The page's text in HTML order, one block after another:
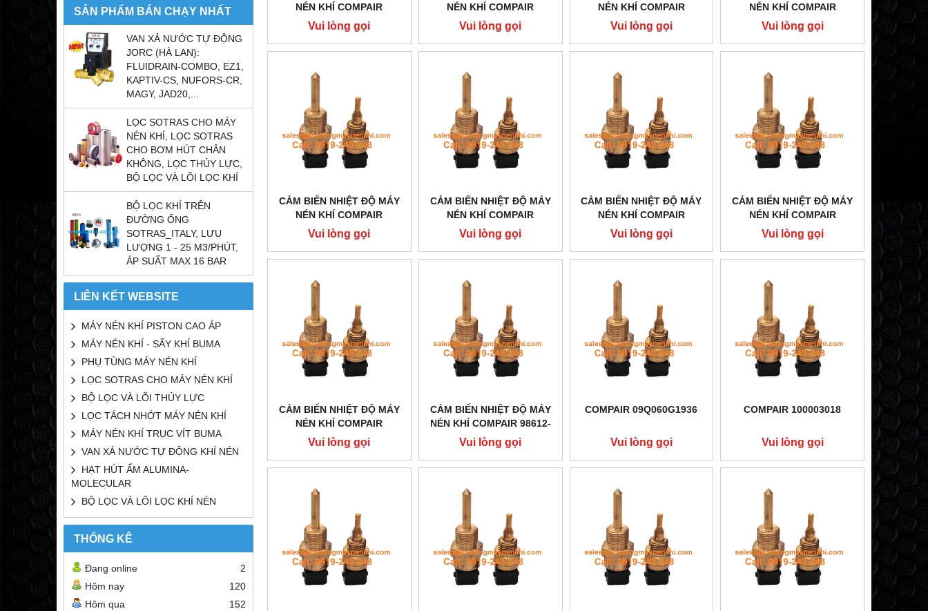
SẢN PHẨM BÁN CHẠY NHẤT
VAN XẢ NƯỚC TỰ ĐỘNG
JORC (HÀ LAN):
FLUIDRAIN-COMBO, EZ1,
KAPTIV-CS, NUFORS-CR,
MAGY, JAD20,...
LỌC SOTRAS CHO MÁY
NÉN KHÍ, LỌC SOTRAS
CHO BƠM HÚT CHÂN
KHÔNG, LỌC THỦY LỰC,
BỘ LỌC VÀ LÕI LỌC KHÍ
BỘ LỌC KHÍ TRÊN
ĐƯỜNG ỐNG
SOTRAS_ITALY, LƯU
LƯỢNG 1 - 25 M3/PHÚT,
ÁP SUẤT MAX 16 BAR
LIÊN KẾT WEBSITE
MÁY NÉN KHÍ PISTON CAO ÁP
MÁY NÉN KHÍ - SẤY KHÍ BUMA
PHỤ TÙNG MÁY NÉN KHÍ
LỌC SOTRAS CHO MÁY NÉN KHÍ
BỘ LỌC VÀ LÕI THỦY LỰC
LỌC TÁCH NHỚT MÁY NÉN KHÍ
MÁY NÉN KHÍ TRỤC VÍT BUMA
VAN XẢ NƯỚC TỰ ĐỘNG KHÍ NÉN
HẠT HÚT ẨM ALUMINA-
MOLECULAR
BỘ LỌC VÀ LÕI LỌC KHÍ NÉN
THỐNG KÊ
Đang online
2
Hôm nay
120
Hôm qua
152
NÉN KHÍ COMPAIR
09Q060G1936
Vui lòng gọi
NÉN KHÍ COMPAIR
100003018
Vui lòng gọi
NÉN KHÍ COMPAIR
100002946
Vui lòng gọi
NÉN KHÍ COMPAIR
A10630674
Vui lòng gọi
CẢM BIẾN NHIỆT ĐỘ MÁY
NÉN KHÍ COMPAIR
A03740577
Vui lòng gọi
CẢM BIẾN NHIỆT ĐỘ MÁY
NÉN KHÍ COMPAIR
100010275
Vui lòng gọi
CẢM BIẾN NHIỆT ĐỘ MÁY
NÉN KHÍ COMPAIR
A10630674
Vui lòng gọi
CẢM BIẾN NHIỆT ĐỘ MÁY
NÉN KHÍ COMPAIR
A03740577
Vui lòng gọi
CẢM BIẾN NHIỆT ĐỘ MÁY
NÉN KHÍ COMPAIR
100010275
Vui lòng gọi
CẢM BIẾN NHIỆT ĐỘ MÁY
NÉN KHÍ COMPAIR 98612-
126
Vui lòng gọi
COMPAIR 09Q060G1936
Vui lòng gọi
COMPAIR 100003018
Vui lòng gọi